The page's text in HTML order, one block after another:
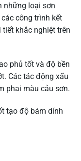
những loại sơn
công trình kết
khắc nghiệt trên
phủ tốt và độ bền
Các tác động xấu
phai màu cảu sơn.
tạo độ bám dính